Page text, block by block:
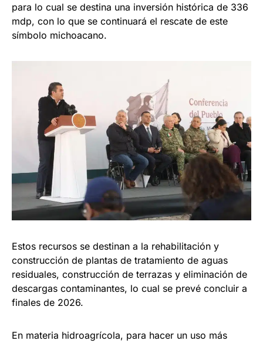
para lo cual se destina una inversión histórica de 336
mdp, con lo que se continuará el rescate de este
símbolo michoacano.
Estos recursos se destinan a la rehabilitación y
construcción de plantas de tratamiento de aguas
residuales, construcción de terrazas y eliminación de
descargas contaminantes, lo cual se prevé concluir a
finales de 2026.
En materia hidroagrícola, para hacer un uso más